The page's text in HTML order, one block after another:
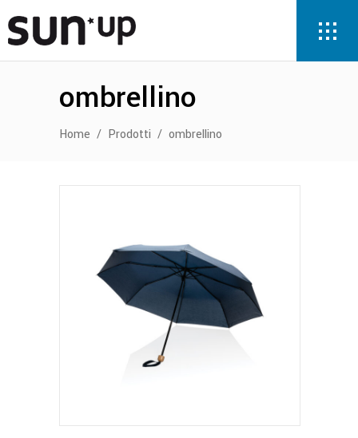
ombrellino
Home / Prodotti / ombrellino
Questo
prodotto
opzioni